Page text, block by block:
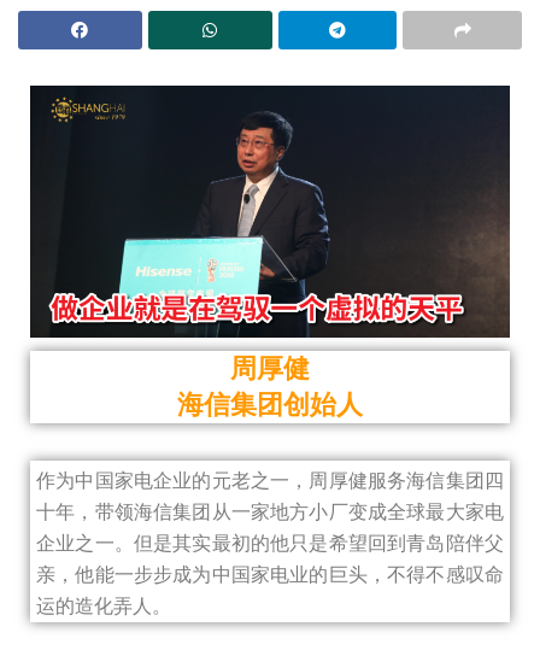
周厚健
海信集团创始人
作为中国家电企业的元老之一，周厚健服务海信集团四
十年，带领海信集团从一家地方小厂变成全球最大家电
企业之一。但是其实最初的他只是希望回到青岛陪伴父
亲，他能一步步成为中国家电业的巨头，不得不感叹命
运的造化弄人。